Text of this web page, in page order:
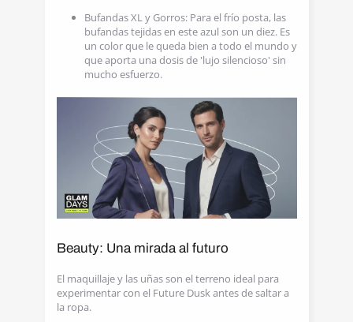
Bufandas XL y Gorros: Para el frío posta, las
bufandas tejidas en este azul son un diez. Es
un color que le queda bien a todo el mundo y
que aporta una dosis de 'lujo silencioso' sin
mucho esfuerzo.
Beauty: Una mirada al futuro
El maquillaje y las uñas son el terreno ideal para
experimentar con el Future Dusk antes de saltar a
la ropa.